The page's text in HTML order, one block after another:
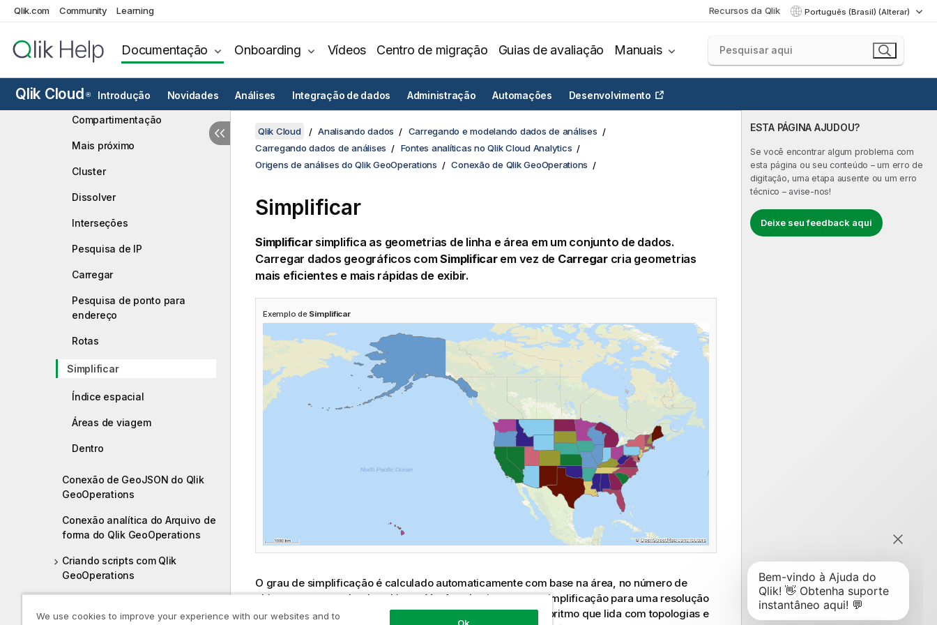
Qlik.com Community Learning Recursos da Qlik Português (Brasil) (Alterar)
Documentação Onboarding Vídeos Centro de migração Guias de avaliação Manuais
Qlik Cloud ® Introdução Novidades Análises Integração de dados Administração Automações Desenvolvimento
Origens de análises do Qlik
GeoOperations
Conexão de Qlik GeoOperations
Pesquisa de endereço para
ponto
Compartimentação
Mais próximo
Cluster
Dissolver
Interseções
Pesquisa de IP
Carregar
Pesquisa de ponto para
endereço
Rotas
Simplificar
Índice espacial
Áreas de viagem
Dentro
Conexão de GeoJSON do Qlik
GeoOperations
Conexão analítica do Arquivo de
forma do Qlik GeoOperations
Criando scripts com Qlik
GeoOperations
regiões e sub-regiões
ESTA PÁGINA AJUDOU?
Se você encontrar algum problema com
esta página ou seu conteúdo – um erro de
digitação, uma etapa ausente ou um erro
técnico – avise-nos!
Deixe seu feedback aqui
Qlik Cloud Analisando dados
Carregando e modelando dados de análises
Carregando dados de análises
Fontes analíticas no Qlik Cloud Analytics
Origens de análises do Qlik GeoOperations
Conexão de Qlik GeoOperations
Simplificar
Simplificarsimplifica as geometrias de linha e área em um conjunto de dados.
Carregar dados geográficos comSimplificarem vez de Carregarcria geometrias
mais eficientes e mais rápidas de exibir.
Exemplo de Simplificar
O grau de simplificação é calculado automaticamente com base na área, no número de
objetos e no tamanho dos objetos. Você pode ajustar essa simplificação para uma resolução
maior ou menor. A simplificação da área é feita com um algoritmo que lida com topologias e
We use cookies to improve your experience with our websites and to